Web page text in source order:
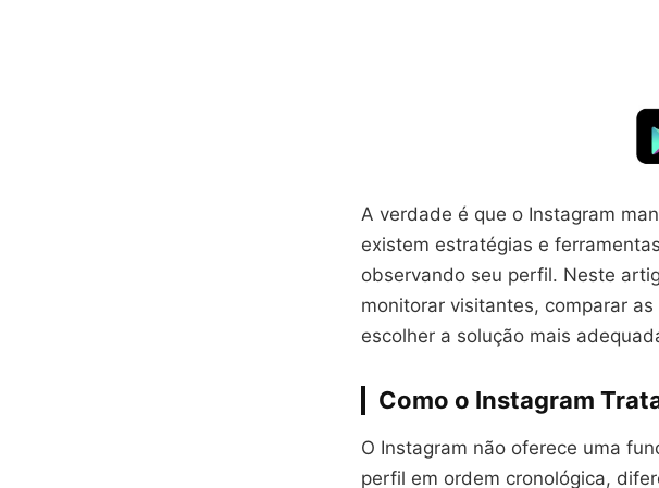
A verdade é que o Instagram
existem estratégias e
observando seu perfil. Neste
monitorar visitantes, comparar
escolher a solução mais
Como o Instagram
O Instagram não oferece uma
perfil em ordem cronológica,